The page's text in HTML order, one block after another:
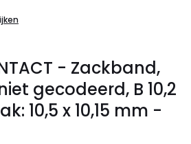
- Zackband,
gecodeerd, B 10,2
10,5 x 10,15 mm -